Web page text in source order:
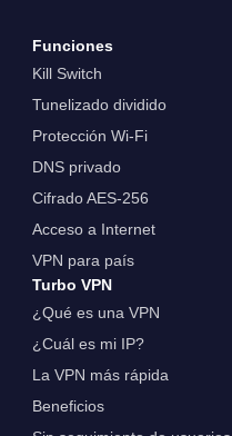
Funciones
Kill Switch
Tunelizado dividido
Protección Wi-Fi
DNS privado
Cifrado AES-256
Acceso a Internet
VPN para país
Turbo VPN
¿Qué es una VPN
¿Cuál es mi IP?
La VPN más rápida
Beneficios